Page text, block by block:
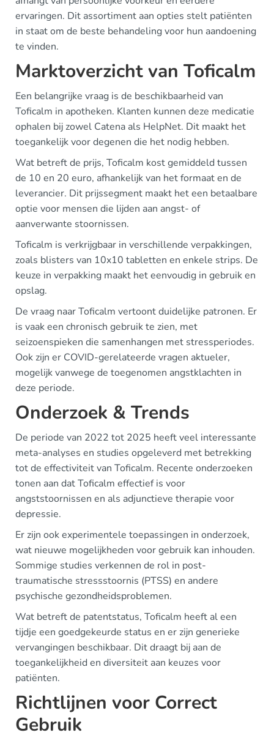
ervaringen. Dit assortiment aan opties stelt patiënten
in staat om de beste behandeling voor hun aandoening
te vinden.
Marktoverzicht van Toficalm
Een belangrijke vraag is de beschikbaarheid van
Toficalm in apotheken. Klanten kunnen deze medicatie
ophalen bij zowel Catena als HelpNet. Dit maakt het
toegankelijk voor degenen die het nodig hebben.
Wat betreft de prijs, Toficalm kost gemiddeld tussen
de 10 en 20 euro, afhankelijk van het formaat en de
leverancier. Dit prijssegment maakt het een betaalbare
optie voor mensen die lijden aan angst- of
aanverwante stoornissen.
Toficalm is verkrijgbaar in verschillende verpakkingen,
zoals blisters van 10x10 tabletten en enkele strips. De
keuze in verpakking maakt het eenvoudig in gebruik en
opslag.
De vraag naar Toficalm vertoont duidelijke patronen. Er
is vaak een chronisch gebruik te zien, met
seizoenspieken die samenhangen met stressperiodes.
Ook zijn er COVID-gerelateerde vragen aktueler,
mogelijk vanwege de toegenomen angstklachten in
deze periode.
Onderzoek & Trends
De periode van 2022 tot 2025 heeft veel interessante
meta-analyses en studies opgeleverd met betrekking
tot de effectiviteit van Toficalm. Recente onderzoeken
tonen aan dat Toficalm effectief is voor
angststoornissen en als adjunctieve therapie voor
depressie.
Er zijn ook experimentele toepassingen in onderzoek,
wat nieuwe mogelijkheden voor gebruik kan inhouden.
Sommige studies verkennen de rol in post-
traumatische stressstoornis (PTSS) en andere
psychische gezondheidsproblemen.
Wat betreft de patentstatus, Toficalm heeft al een
tijdje een goedgekeurde status en er zijn generieke
vervangingen beschikbaar. Dit draagt bij aan de
toegankelijkheid en diversiteit aan keuzes voor
patiënten.
Richtlijnen voor Correct
Gebruik